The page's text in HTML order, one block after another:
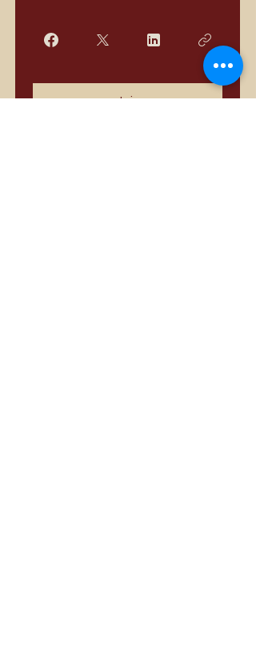
Join